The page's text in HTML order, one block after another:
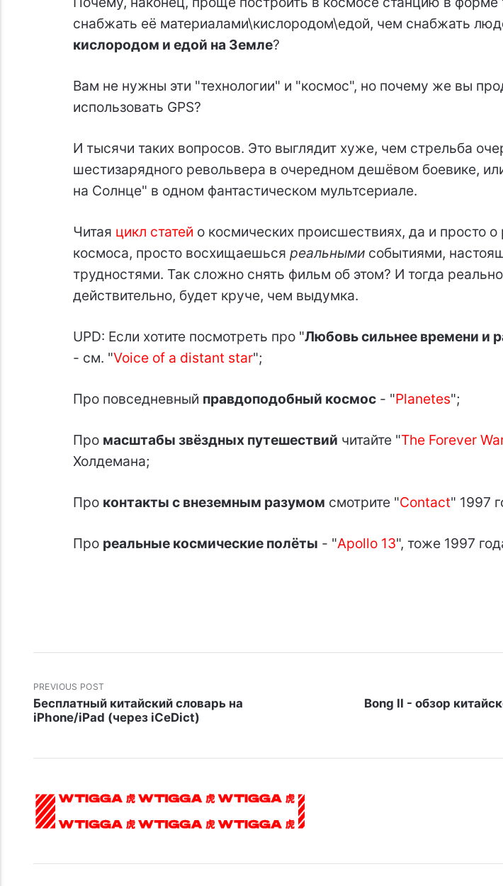
снабжать её материалами\кислородом\едой, чем снабжать
кислородом и едой на Земле?
Вам не нужны эти "технологии" и "космос", но почему же вы
использовать GPS?
И тысячи таких вопросов. Это выглядит хуже, чем стрельба
шестизарядного револьвера в очередном дешёвом боевике,
на Солнце" в одном фантастическом мультсериале.
Читая цикл статей о космических происшествиях, да и просто о
космоса, просто восхищаешься реальнымисобытиями,
трудностями. Так сложно снять фильм об этом? И тогда
действительно, будет круче, чем выдумка.
UPD: Если хотите посмотреть про "Любовь сильнее времени и
- см. "Voice of a distant star";
Про повседневный правдоподобный космос- "Planetes";
Про масштабы звёздных путешествий читайте "The Forever
Холдемана;
Про контакты с внеземным разумом смотрите "Contact" 1997
Про реальные космические полёты - "Apollo 13", тоже 1997
PREVIOUS POST
Бесплатный китайский словарь на
iPhone/iPad (через iCeDict)
Bong II - обзор